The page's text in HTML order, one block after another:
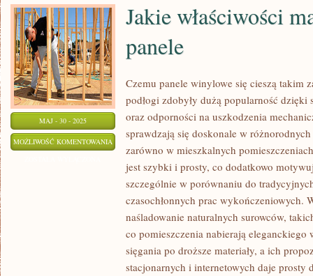
MAJ - 30 - 2025
MOŻLIWOŚĆ KOMENTOWANIA
MAJĄ
Jakie właściwości
panele
Czemu panele winylowe się cieszą takim
podłogi zdobyły dużą popularność dzięki
oraz odporności na uszkodzenia
sprawdzają się doskonale w
zarówno w mieszkalnych
jest szybki i prosty, co dodatkowo
szczególnie w porównaniu do
czasochłonnych prac wykończeniowych.
naśladowanie naturalnych surowców,
co pomieszczenia nabierają
sięgania po droższe materiały, a ich
stacjonarnych i internetowych daje prosty